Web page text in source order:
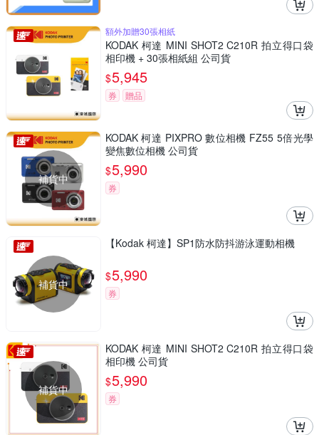
額外加贈30張相紙
KODAK 柯達 MINI SHOT2 C210R 拍立得口袋
相印機 + 30張相紙組 公司貨
$5,945
券 贈品
補貨中
KODAK 柯達 PIXPRO 數位相機 FZ55 5倍光學
變焦數位相機 公司貨
$5,990
券
補貨中
【Kodak 柯達】SP1防水防抖游泳運動相機
$5,990
券
補貨中
KODAK 柯達 MINI SHOT2 C210R 拍立得口袋
相印機 公司貨
$5,990
券